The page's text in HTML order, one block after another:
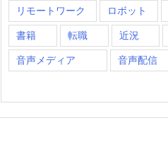
リモートワーク ロボット
書籍 転職 近況
音声メディア 音声配信